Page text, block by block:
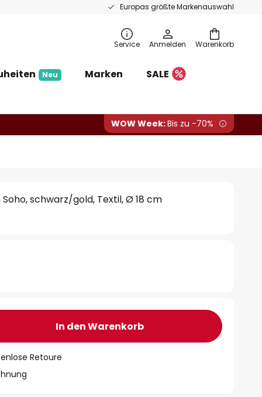
Europas größte Markenauswahl
Warenkorb
Service Anmelden
Neu Marken SALE
WOW Week:Bis zu -70%
schwarz/gold, Textil, Ø 18 cm
In den Warenkorb
Retoure